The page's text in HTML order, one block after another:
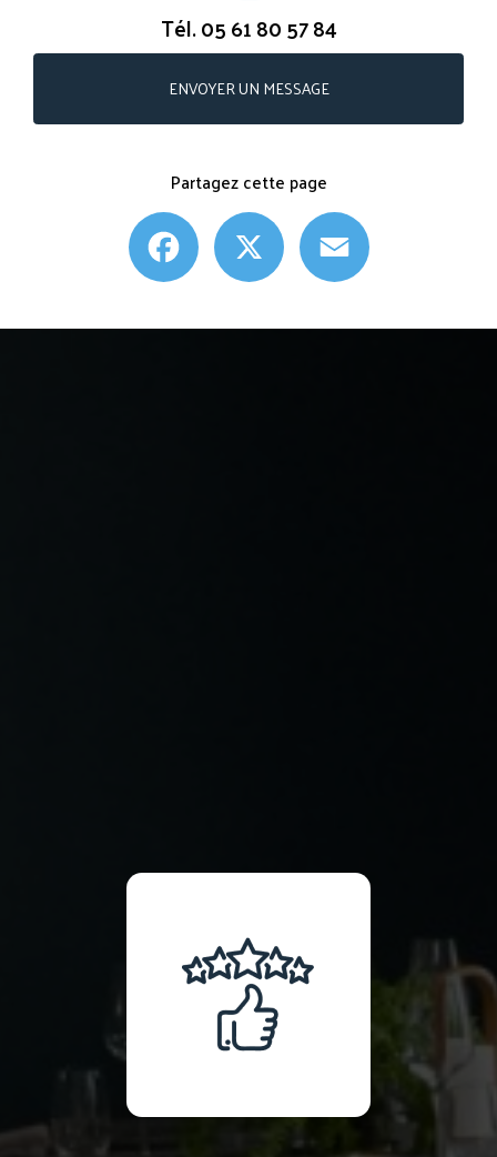
Tél.05 61 80 57 84
ENVOYER UN MESSAGE
Partagez cette page
Facebook